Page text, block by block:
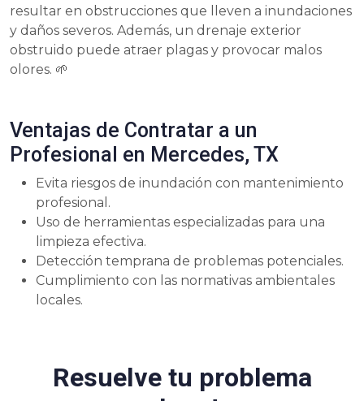
resultar en obstrucciones que lleven a inundaciones
y daños severos. Además, un drenaje exterior
obstruido puede atraer plagas y provocar malos
olores. 🌱
Ventajas de Contratar a un
Profesional en Mercedes, TX
Evita riesgos de inundación con mantenimiento
profesional.
Uso de herramientas especializadas para una
limpieza efectiva.
Detección temprana de problemas potenciales.
Cumplimiento con las normativas ambientales
locales.
Resuelve tu problema